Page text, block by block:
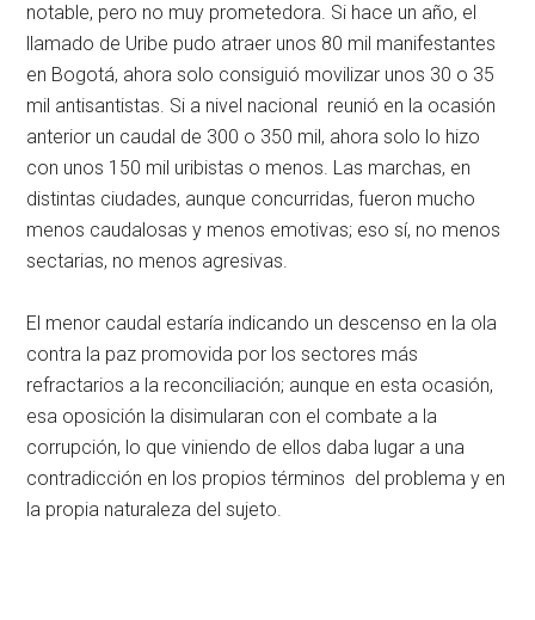
notable, pero no muy prometedora. Si hace un año, el
llamado de Uribe pudo atraer unos 80 mil manifestantes
en Bogotá, ahora solo consiguió movilizar unos 30 o 35
mil antisantistas. Si a nivel nacional reunió en la ocasión
anterior un caudal de 300 o 350 mil, ahora solo lo hizo
con unos 150 mil uribistas o menos. Las marchas, en
distintas ciudades, aunque concurridas, fueron mucho
menos caudalosas y menos emotivas; eso sí, no menos
sectarias, no menos agresivas.
El menor caudal estaría indicando un descenso en la ola
contra la paz promovida por los sectores más
refractarios a la reconciliación; aunque en esta ocasión,
esa oposición la disimularan con el combate a la
corrupción, lo que viniendo de ellos daba lugar a una
contradicción en los propios términos del problema y en
la propia naturaleza del sujeto.